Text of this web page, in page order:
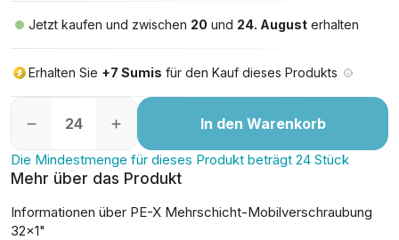
Jetzt kaufen und zwischen 20 und 24. August erhalten
Erhalten Sie +7 Sumis für den Kauf dieses Produkts
In den Warenkorb
Die Mindestmenge für dieses Produkt beträgt 24 Stück
Mehr über das Produkt
Informationen über PE-X Mehrschicht-Mobilverschraubung
32x1"